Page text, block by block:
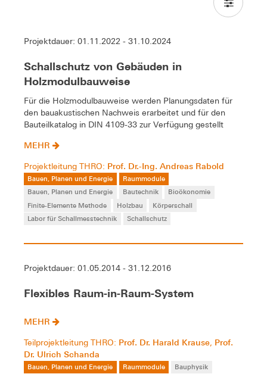
Projektdauer: 01.11.2022 - 31.10.2024
Schallschutz von Gebäuden in
Holzmodulbauweise
Für die Holzmodulbauweise werden Planungsdaten für
den bauakustischen Nachweis erarbeitet und für den
Bauteilkatalog in DIN 4109-33 zur Verfügung gestellt
MEHR
Projektleitung THRO: Prof. Dr.-Ing. Andreas Rabold
Bauen, Planen und Energie
Raummodule
Bauen, Planen und Energie
Bautechnik
Bioökonomie
Finite-Elemente Methode
Holzbau
Körperschall
Labor für Schallmesstechnik
Schallschutz
Projektdauer: 01.05.2014 - 31.12.2016
Flexibles Raum-in-Raum-System
MEHR
Teilprojektleitung THRO: Prof. Dr. Harald Krause, Prof.
Dr. Ulrich Schanda
Bauen, Planen und Energie Raummodule
Bauphysik